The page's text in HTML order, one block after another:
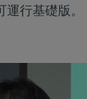
行基礎版。